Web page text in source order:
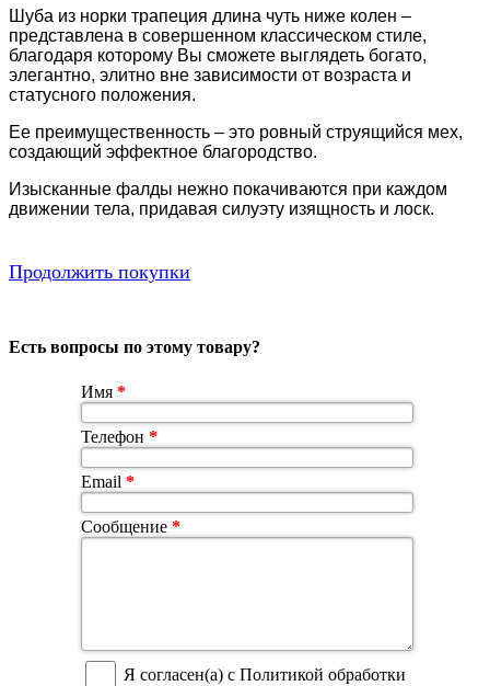
Шуба из норки трапеция длина чуть ниже колен –
представлена в совершенном классическом стиле,
благодаря которому Вы сможете выглядеть богато,
элегантно, элитно вне зависимости от возраста и
статусного положения.
Ее преимущественность – это ровный струящийся мех,
создающий эффектное благородство.
Изысканные фалды нежно покачиваются при каждом
движении тела, придавая силуэту изящность и лоск.
Продолжить покупки
Есть вопросы по этому товару?
Имя *
Телефон *
Email *
Сообщение *
Я согласен(а) с Политикой обработки